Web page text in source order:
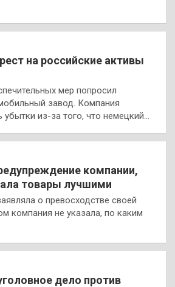
на российские активы
мер попросил
завод. Компания
убытки из-за того, что немецкий…
компании,
товары лучшими
о превосходстве своей
компания не указала, по каким
дело против